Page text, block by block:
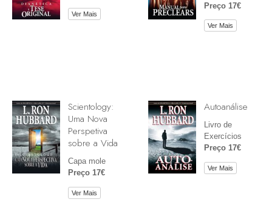
Ver Mais
Preço 17€
Ver Mais
Scientology:
Uma Nova
Perspetiva
sobre a Vida
Capa mole
Preço 17€
Ver Mais
Autoanálise
Livro de
Exercícios
Preço 17€
Ver Mais